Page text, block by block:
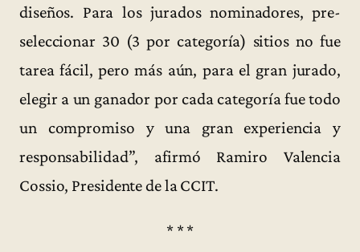
diseños. Para los jurados nominadores, pre-
seleccionar 30 (3 por categoría) sitios no fue
tarea fácil, pero más aún, para el gran jurado,
elegir a un ganador por cada categoría fue todo
un compromiso y una gran experiencia y
responsabilidad”, afirmó Ramiro Valencia
Cossio, Presidente de la CCIT.
* * *